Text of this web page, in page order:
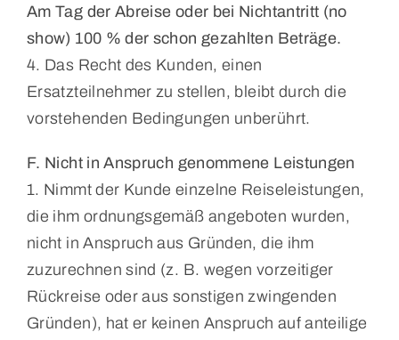
Am Tag der Abreise oder bei Nichtantritt (no
show) 100 % der schon gezahlten Beträge.
4. Das Recht des Kunden, einen
Ersatzteilnehmer zu stellen, bleibt durch die
vorstehenden Bedingungen unberührt.
F. Nicht in Anspruch genommene Leistungen
1. Nimmt der Kunde einzelne Reiseleistungen,
die ihm ordnungsgemäß angeboten wurden,
nicht in Anspruch aus Gründen, die ihm
zuzurechnen sind (z. B. wegen vorzeitiger
Rückreise oder aus sonstigen zwingenden
Gründen), hat er keinen Anspruch auf anteilige